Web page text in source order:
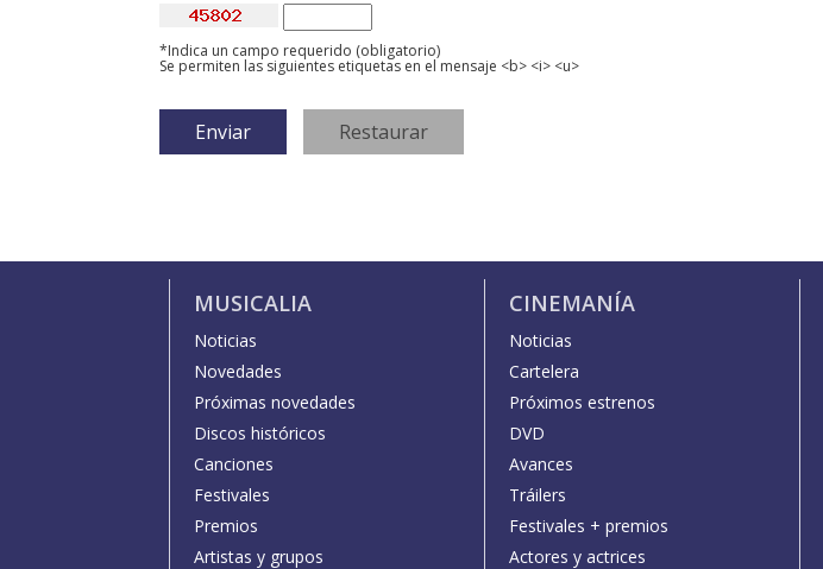
*Indica un campo requerido (obligatorio)
Se permiten las siguientes etiquetas en el mensaje <b> <i> <u>
MUSICALIA
Noticias
Novedades
Próximas novedades
Discos históricos
Canciones
Festivales
Premios
Artistas y grupos
CINEMANÍA
Noticias
Cartelera
Próximos estrenos
DVD
Avances
Tráilers
Festivales + premios
Actores y actrices